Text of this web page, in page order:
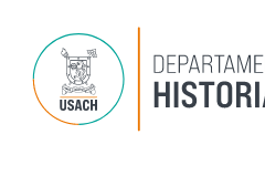
contenido